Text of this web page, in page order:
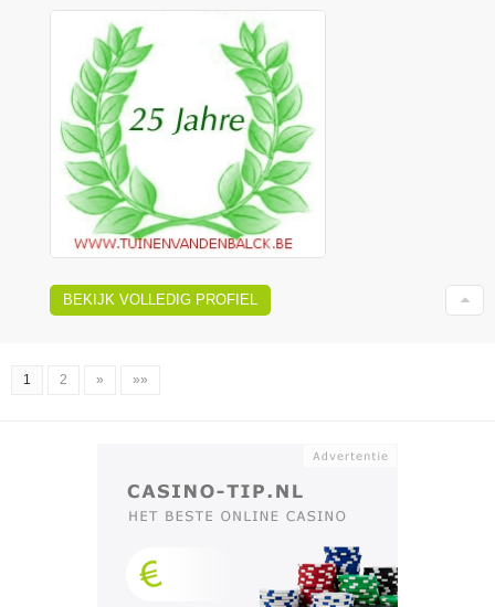
BEKIJK VOLLEDIG PROFIEL
1 2 » »»